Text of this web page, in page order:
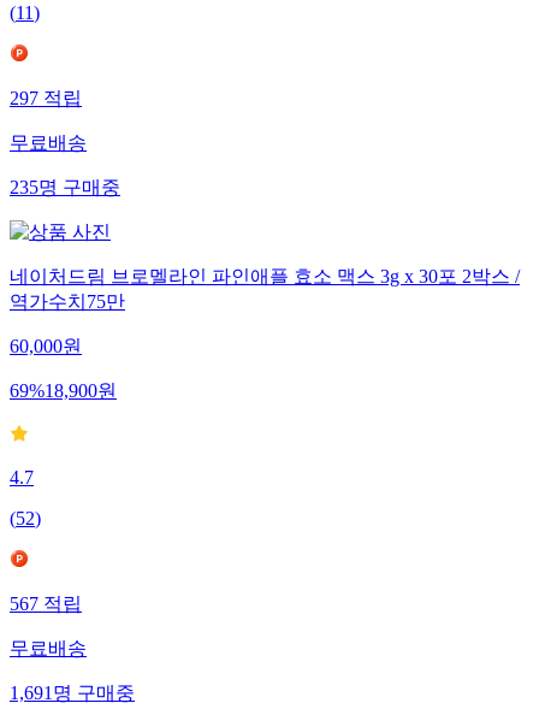
(11)
297적립
무료배송
235명구매중
네이처드림 브로멜라인 파인애플 효소 맥스 3g x 30포 2박스 /
역가수치75만
60,000원
69%18,900원
4.7
(52)
567적립
무료배송